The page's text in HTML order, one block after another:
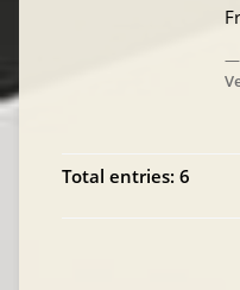
Total entries: 6